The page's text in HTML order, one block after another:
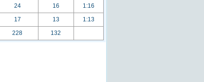
24 16
1:16
17 13
1:13
228 132